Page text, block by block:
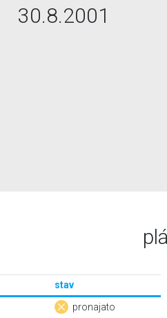
30.8.2001
stav
pronajato